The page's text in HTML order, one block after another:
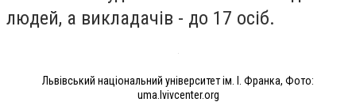
людей, а викладачів - до 17 осіб.
Львівський національний університет ім. І. Франка, Фото:
uma.lvivcenter.org